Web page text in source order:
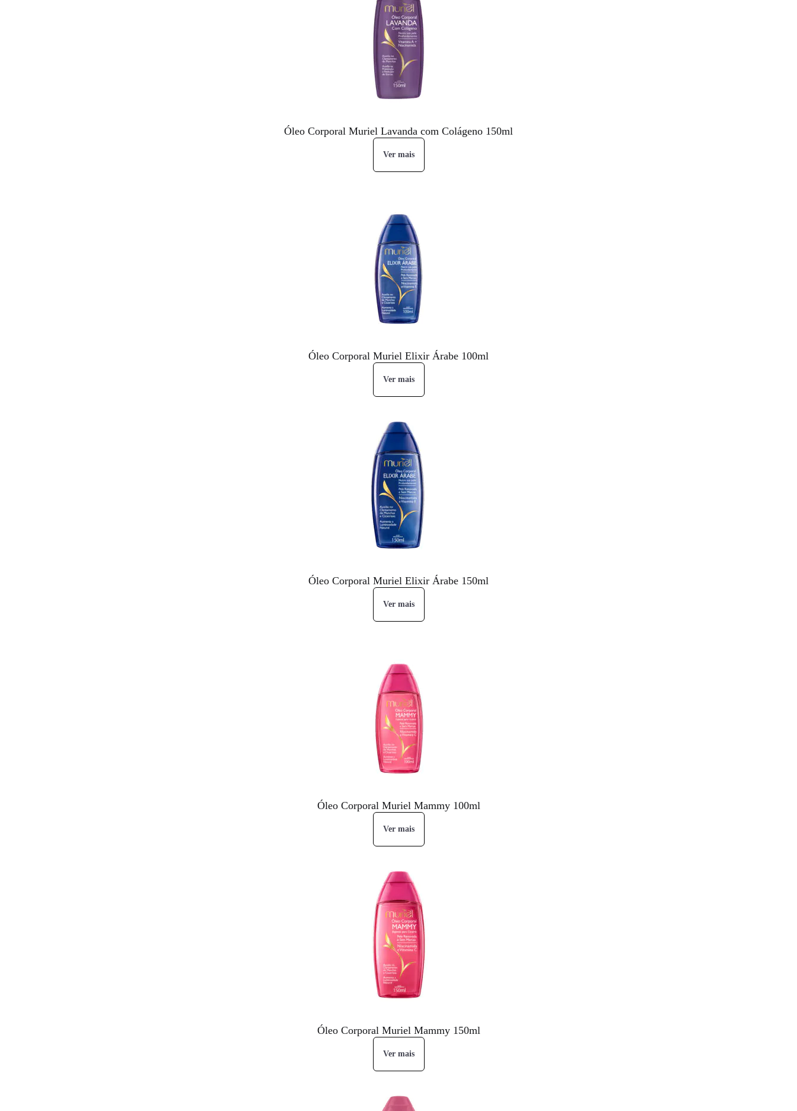
Óleo Corporal Muriel Lavanda com Colágeno 150ml
Ver mais
Óleo Corporal Muriel Elixir Árabe 100ml
Ver mais
Óleo Corporal Muriel Elixir Árabe 150ml
Ver mais
Óleo Corporal Muriel Mammy 100ml
Ver mais
Óleo Corporal Muriel Mammy 150ml
Ver mais